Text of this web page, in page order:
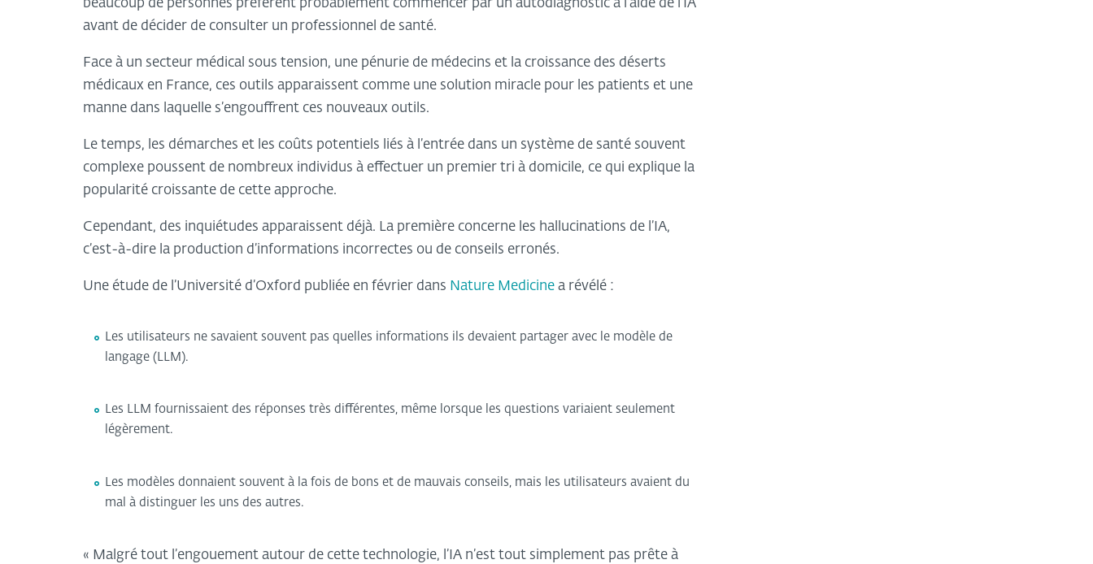
beaucoup de personnes préfèrent probablement commencer par un autodiagnostic à l’aide de l’IA
avant de décider de consulter un professionnel de santé.
Face à un secteur médical sous tension, une pénurie de médecins et la croissance des déserts
médicaux en France, ces outils apparaissent comme une solution miracle pour les patients et une
manne dans laquelle s’engouffrent ces nouveaux outils.
Le temps, les démarches et les coûts potentiels liés à l’entrée dans un système de santé souvent
complexe poussent de nombreux individus à effectuer un premier tri à domicile, ce qui explique la
popularité croissante de cette approche.
Cependant, des inquiétudes apparaissent déjà. La première concerne les hallucinations de l’IA,
c’est-à-dire la production d’informations incorrectes ou de conseils erronés.
Une étude de l’Université d’Oxford publiée en février dans Nature Medicine a révélé :
Les utilisateurs ne savaient souvent pas quelles informations ils devaient partager avec le modèle de
langage (LLM).
Les LLM fournissaient des réponses très différentes, même lorsque les questions variaient seulement
légèrement.
Les modèles donnaient souvent à la fois de bons et de mauvais conseils, mais les utilisateurs avaient du
mal à distinguer les uns des autres.
« Malgré tout l’engouement autour de cette technologie, l’IA n’est tout simplement pas prête à